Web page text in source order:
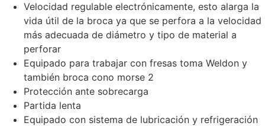
Velocidad regulable electrónicamente, esto alarga la
vida útil de la broca ya que se perfora a la velocidad
más adecuada de diámetro y tipo de material a
perforar
Equipado para trabajar con fresas toma Weldon y
también broca cono morse 2
Protección ante sobrecarga
Partida lenta
Equipado con sistema de lubricación y refrigeración